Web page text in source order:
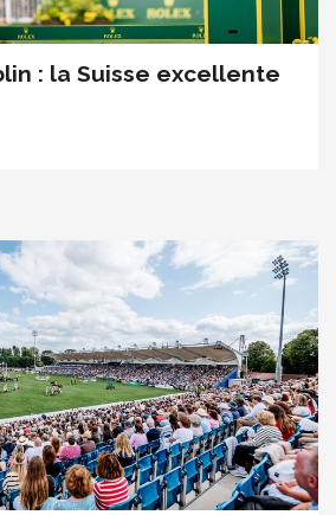
: la Suisse excellente